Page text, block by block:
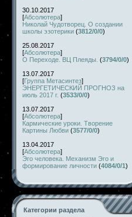
30.10.2017
[Абсолютера]
Николай Чудотворец. О создании
школы эзотерики (3812/0/0)
25.08.2017
[Абсолютера]
О Переходе. ВЦ Плеяды. (3794/0/0)
13.07.2017
[Группа Метасинтез]
ЭНЕРГЕТИЧЕСКИЙ ПРОГНОЗ на
июль 2017 г. (3533/0/0)
13.07.2017
[Абсолютера]
Кармические уроки. Творение
Картины Любви (3577/0/0)
13.04.2017
[Абсолютера]
Эго человека. Механизм Эго и
формирование личности (4084/0/1)
Категории раздела